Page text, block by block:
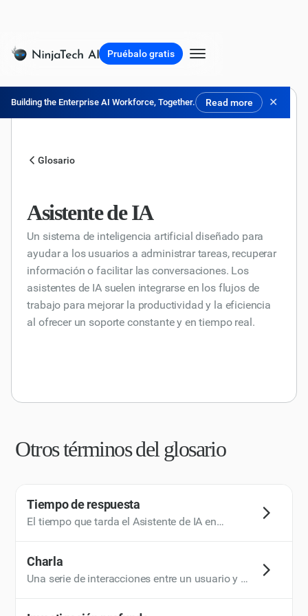
Building the Enterprise AI Workforce, Together. Read more ✕
Pruébalo gratis
Glosario
Asistente de IA
Un sistema de inteligencia artificial diseñado para
ayudar a los usuarios a administrar tareas, recuperar
información o facilitar las conversaciones. Los
asistentes de IA suelen integrarse en los flujos de
trabajo para mejorar la productividad y la eficiencia
al ofrecer un soporte constante y en tiempo real.
Otros términos del glosario
Tiempo de respuesta
El tiempo que tarda el Asistente de IA en
aviso.
Charla
Una serie de interacciones entre un usuario y el
múltiples tareas relacionadas. El asistente de